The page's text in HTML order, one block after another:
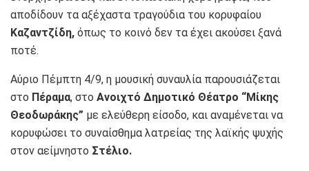
αποδίδουν τα αξέχαστα τραγούδια του κορυφαίου
Καζαντζίδη, όπως το κοινό δεν τα έχει ακούσει ξανά
ποτέ.
Αύριο Πέμπτη 4/9, η μουσική συναυλία παρουσιάζεται
στο Πέραμα, στο Ανοιχτό Δημοτικό Θέατρο “Μίκης
Θεοδωράκης” με ελεύθερη είσοδο, και αναμένεται να
κορυφώσει το συναίσθημα λατρείας της λαϊκής ψυχής
στον αείμνηστο Στέλιο.